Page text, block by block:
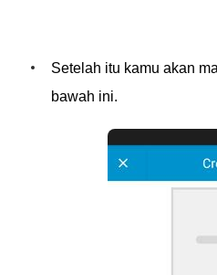
Setelah itu kamu akan
bawah ini.